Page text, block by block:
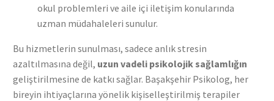
okul problemleri ve aile içi iletişim konularında
uzman müdahaleleri sunulur.
Bu hizmetlerin sunulması, sadece anlık stresin
azaltılmasına değil, uzun vadeli psikolojik sağlamlığın
geliştirilmesine de katkı sağlar. Başakşehir Psikolog, her
bireyin ihtiyaçlarına yönelik kişiselleştirilmiş terapiler